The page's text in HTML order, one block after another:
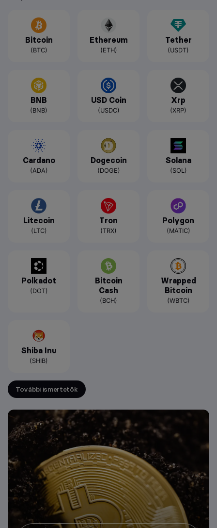
Bitcoin
(BTC)
Ethereum
(ETH)
Tether
(USDT)
BNB
(BNB)
USD Coin
(USDC)
Xrp
(XRP)
Cardano
(ADA)
Dogecoin
(DOGE)
Solana
(SOL)
Litecoin
(LTC)
Tron
(TRX)
Polygon
(MATIC)
Polkadot
(DOT)
Bitcoin
Cash
(BCH)
Wrapped
Bitcoin
(WBTC)
Shiba Inu
(SHIB)
További ismertetők